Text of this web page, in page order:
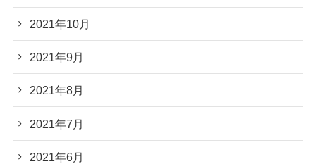
2021年10月
2021年9月
2021年8月
2021年7月
2021年6月